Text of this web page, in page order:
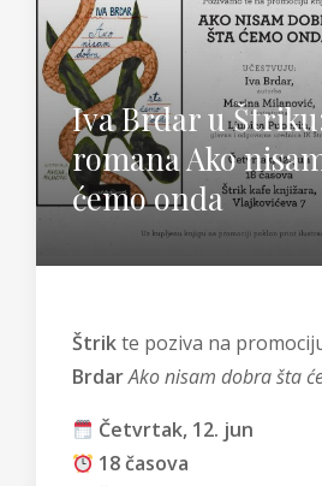
Iva Brdar u
romana Ako
ćemo onda
Štrikte poziva na
BrdarAko nisam dobra šta
Četvrtak, 12. jun
18 časova